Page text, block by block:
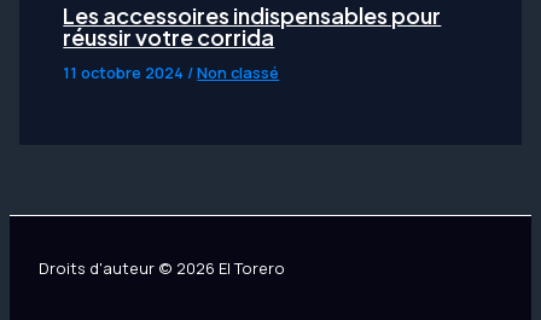
Les accessoires indispensables pour
réussir votre corrida
11 octobre 2024 /Non classé
Droits d'auteur © 2026 El Torero